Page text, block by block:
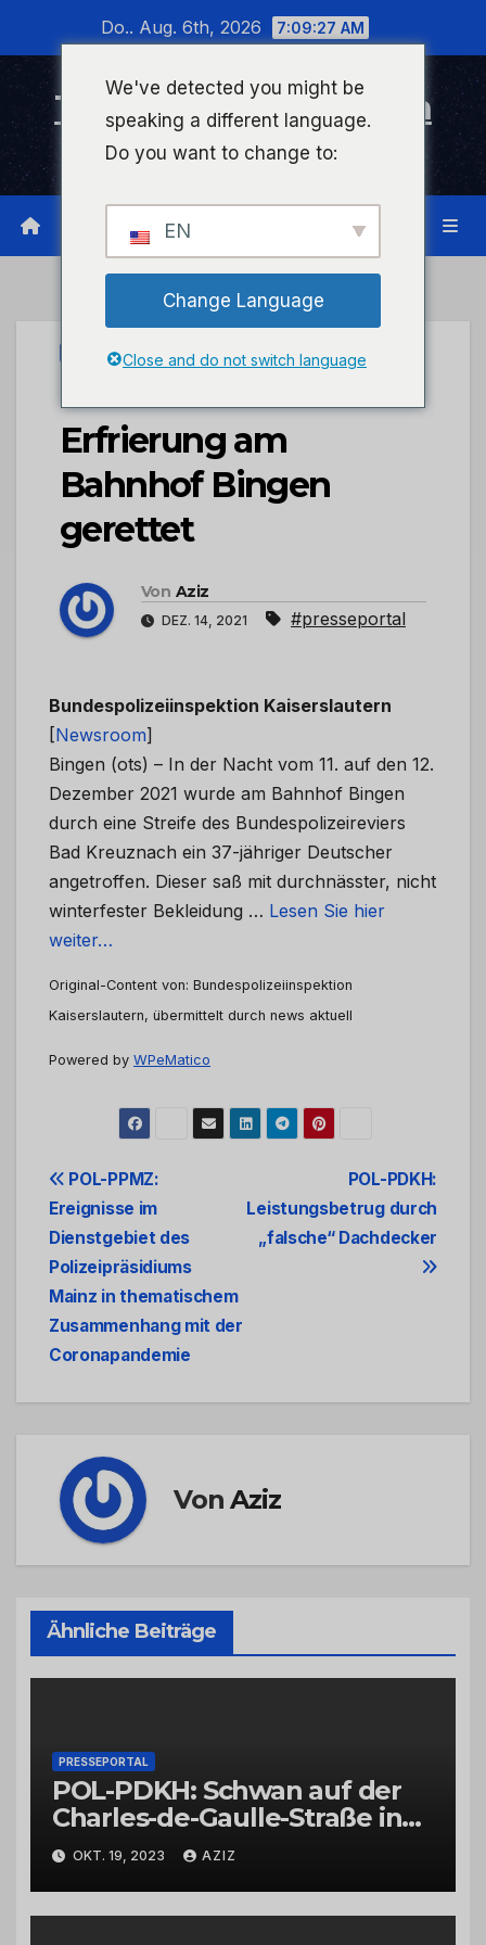
wechseln
Do.. Aug. 6th, 2026 7:09:27 AM
Timeline Bad Kreuznach
Infonetzwerk für Bad Kreuznach
PRESSEPORTAL
BPOL-KL: Mann vor
Erfrierung am
Bahnhof Bingen
gerettet
Von Aziz
DEZ. 14, 2021 #presseportal
Bundespolizeiinspektion Kaiserslautern
[Newsroom]
Bingen (ots) – In der Nacht vom 11. auf den 12.
Dezember 2021 wurde am Bahnhof Bingen
durch eine Streife des Bundespolizeireviers
Bad Kreuznach ein 37-jähriger Deutscher
angetroffen. Dieser saß mit durchnässter, nicht
winterfester Bekleidung … Lesen Sie hier
weiter…
Original-Content von: Bundespolizeiinspektion
Kaiserslautern, übermittelt durch news aktuell
Powered by WPeMatico
Beitrags-
Navigation
POL-PDKH:
Leistungsbetrug durch
„falsche“ Dachdecker
POL-PPMZ:
Ereignisse im
Dienstgebiet des
Polizeipräsidiums
Mainz in thematischem
Zusammenhang mit der
Coronapandemie
VonAziz
Ähnliche Beiträge
PRESSEPORTAL
POL-PDKH: Schwan auf der
Charles-de-Gaulle-Straße in
Bad Kreuznach beeinflusst
Feierabendverkehr
OKT. 19, 2023 AZIZ
We've detected you might be
speaking a different language.
Do you want to change to:
EN
Change Language
Close and do not switch language